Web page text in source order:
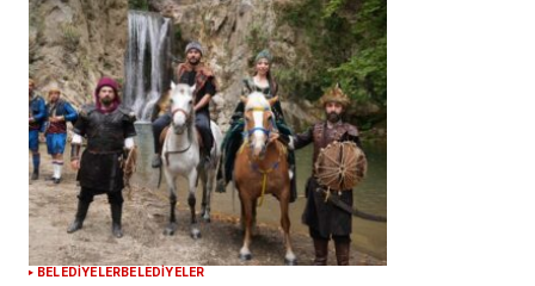
BELEDİYELERBELEDİYELER